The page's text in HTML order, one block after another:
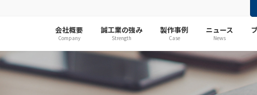
会社概要
Company
誠工業の強み
Strength
製作事例
Case
ニュース
News